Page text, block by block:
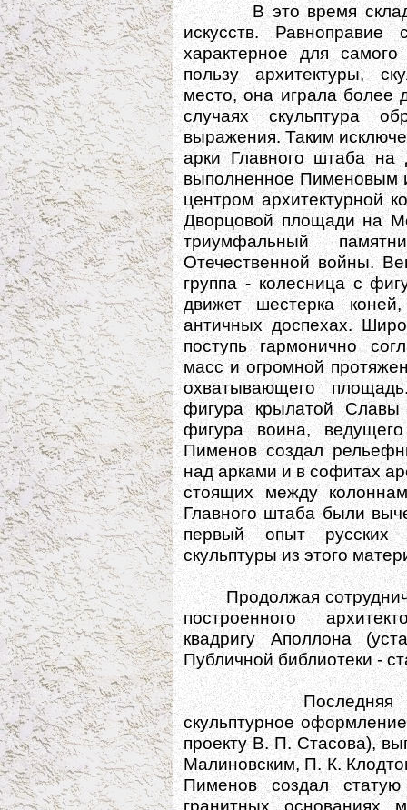
В это время
искусств. Равноправие
характерное для
пользу архитектуры,
место, она играла более
случаях скульптура
выражения. Таким
арки Главного штаба на
выполненное Пименовым
центром архитектурной
Дворцовой площади на
триумфальный
Отечественной войны.
группа - колесница с
движет шестерка
античных доспехах.
поступь гармонично
масс и огромной
охватывающего
фигура крылатой
фигура воина,
Пименов создал
над арками и в софитах
стоящих между
Главного штаба были
первый опыт русских
скульптуры из этого
Продолжая
построенного
квадригу Аполлона
Публичной библиотеки -
Последняя
скульптурное
проекту В. П. Стасова),
Малиновским, П. К.
Пименов создал
гранитных основаниях